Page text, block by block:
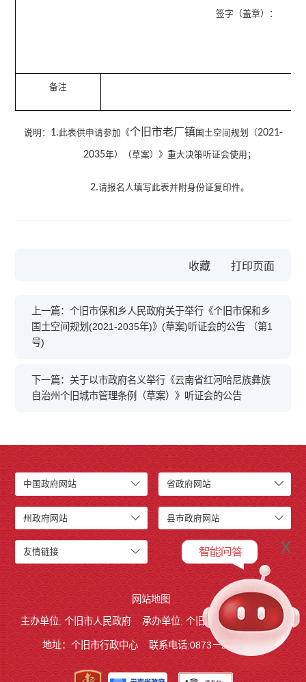
签字（盖章）：
备注
说明： 1.此表供申请参加《个旧市老厂镇国土空间规划（2021-
2035年）（草案）》重大决策听证会使用；
2.请报名人填写此表并附身份证复印件。
收藏
上一篇：个旧市保和乡人民政府关于举行《个旧市保和乡
国土空间规划(2021-2035年)》(草案)听证会的公告 （第1
号)
下一篇：关于以市政府名义举行《云南省红河哈尼族彝族
自治州个旧城市管理条例（草案）》听证会的公告
中国政府网站 省政府网站
州政府网站 县市政府网站
友情链接
网站地图
主办单位: 个旧市人民政府
承办单位: 个旧市人民政府办公室
地址：个旧市行政中心 联系电话:0873－2123215
x